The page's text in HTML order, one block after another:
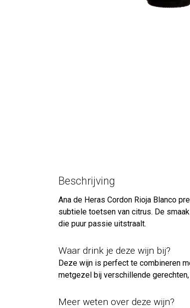
Beschrijving
Ana de Heras Cordon Rioja Blanco
subtiele toetsen van citrus. De
die puur passie uitstraalt.
Waar drink je deze wijn bij?
Deze wijn is perfect te combineren
metgezel bij verschillende
Meer weten over deze wijn?